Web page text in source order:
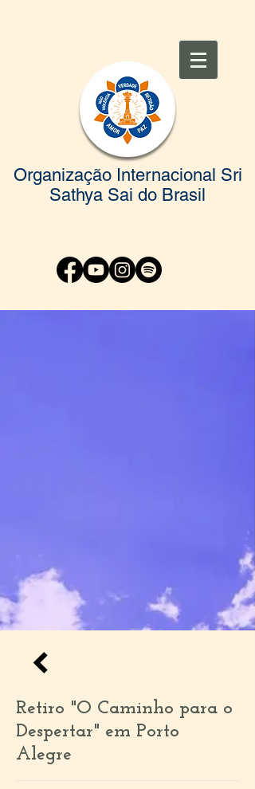
Organização Internacional Sri
Sathya Sai do Brasil
Retiro "O Caminho para o
Despertar" em Porto
Alegre